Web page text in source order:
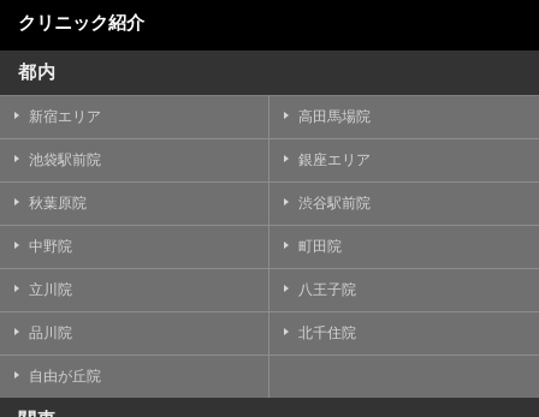
クリニック紹介
都内
新宿エリア 高田馬場院
池袋駅前院 銀座エリア
秋葉原院 渋谷駅前院
中野院 町田院
立川院 八王子院
品川院 北千住院
自由が丘院